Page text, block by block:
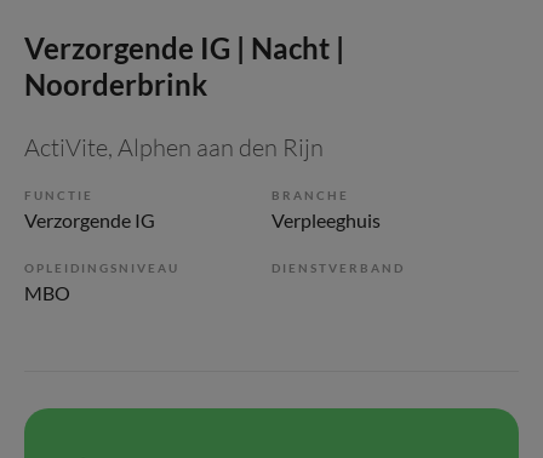
Verzorgende IG | Nacht |
Noorderbrink
ActiVite, Alphen aan den Rijn
FUNCTIE
Verzorgende IG
BRANCHE
Verpleeghuis
OPLEIDINGSNIVEAU
MBO
DIENSTVERBAND